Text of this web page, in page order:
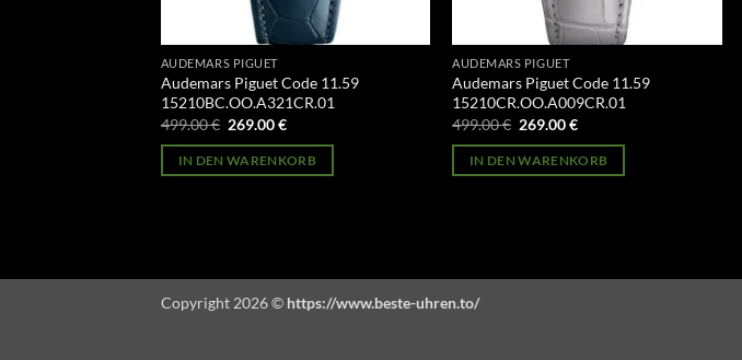
AUDEMARS PIGUET
Audemars Piguet Code 11.59
15210BC.OO.A321CR.01
499.00€ Ursprünglicher
war:
499.00 €
269.00€Aktueller
ist:
269.00 €.
IN DEN WARENKORB
AUDEMARS PIGUET
Audemars Piguet Code 11.59
15210CR.OO.A009CR.01
499.00€ Ursprünglicher
war:
499.00 €
269.00€Aktueller
ist:
269.00 €.
IN DEN WARENKORB
Copyright 2026 © https://www.beste-uhren.to/